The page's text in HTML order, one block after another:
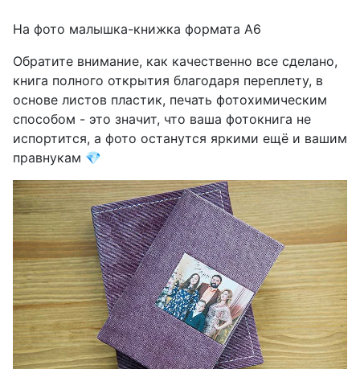
На фото малышка-книжка формата А6
Обратите внимание, как качественно все сделано,
книга полного открытия благодаря переплету, в
основе листов пластик, печать фотохимическим
способом - это значит, что ваша фотокнига не
испортится, а фото останутся яркими ещё и вашим
правнукам 💎